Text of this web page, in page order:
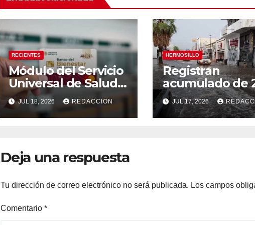
RECIENTES
Módulo del Servicio
Universal de Salud
en Hermosillo
cambiará de sede a
partir del lunes 20
JUL 18, 2026 REDACCION
HERMOSILLO
Registran
acumulado de
milímetros de
en el Centro de
Hermosillo;
JUL 17, 2026
Deja una respuesta
Tu dirección de correo electrónico no será publicada. Los campos
Comentario *